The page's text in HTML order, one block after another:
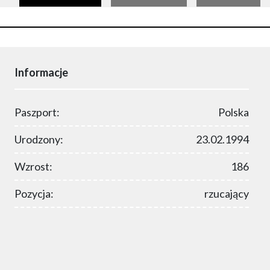
Informacje
Paszport: Polska
Urodzony: 23.02.1994
Wzrost: 186
Pozycja: rzucający